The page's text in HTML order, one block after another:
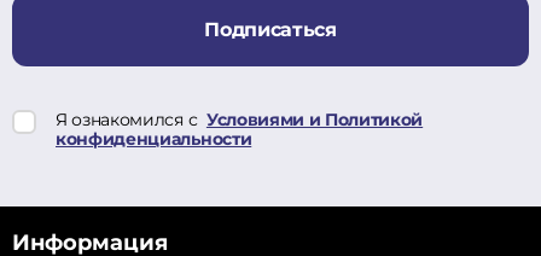
Подписаться
Я ознакомился с Условиями и Политикой
конфиденциальности
Информация